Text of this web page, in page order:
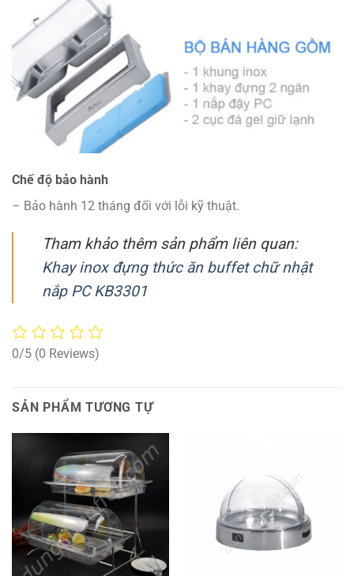
Chế độ bảo hành
– Bảo hành 12 tháng đối với lỗi kỹ thuật.
Tham khảo thêm sản phẩm liên quan:
Khay inox đựng thức ăn buffet chữ nhật
nắp PC KB3301
0/5 (0 Reviews)
SẢN PHẨM TƯƠNG TỰ